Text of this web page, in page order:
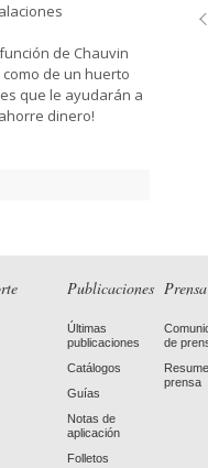
de Chauvin
de un huerto
que le ayudarán a
dinero!
Publicaciones
Últimas
publicaciones
Catálogos
Guías
Notas de
aplicación
Folletos
Prensa
de
prensa